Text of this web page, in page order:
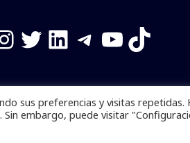
Twitter
LinkedIn
Telegram
YouTube
TikTok
prohibe el uso de la
poryalla ya!
sus preferencias y visitas repetidas.
embargo, puede visitar